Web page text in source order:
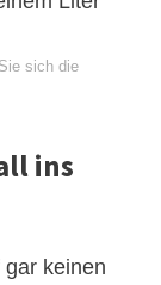
sich die
ins
keinen